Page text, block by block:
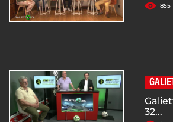
855
32...